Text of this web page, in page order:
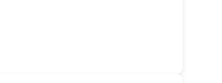
(Basilikum 10,6%, Oregano,